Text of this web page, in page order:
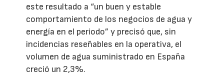
este resultado a “un buen y estable
comportamiento de los negocios de agua y
energía en el periodo” y precisó que, sin
incidencias reseñables en la operativa, el
volumen de agua suministrado en España
creció un 2,3%.